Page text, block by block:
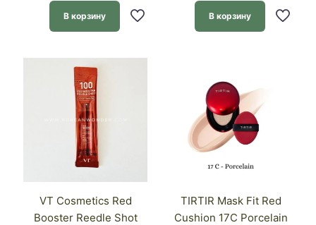
В корзину В корзину
VT Cosmetics Red
Booster Reedle Shot
TIRTIR Mask Fit Red
Cushion 17C Porcelain